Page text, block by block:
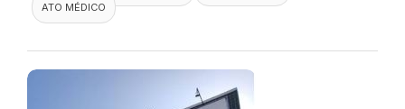
ATO MÉDICO